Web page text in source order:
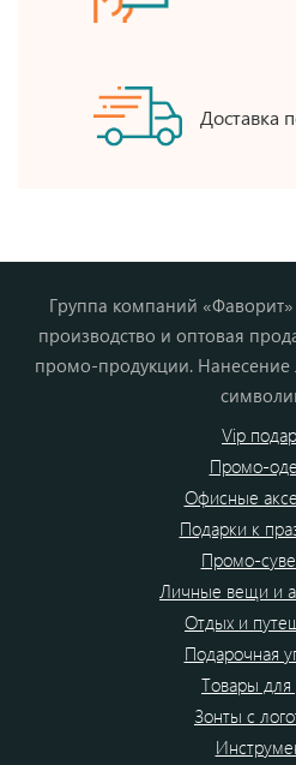
Доставка
Группа компаний
производство и оптовая
промо-продукции.
Vip
Промо-
Офисные
Подарки к
Промо-
Личные вещи и
Отдых и
Подарочная
Товары
Зонты с